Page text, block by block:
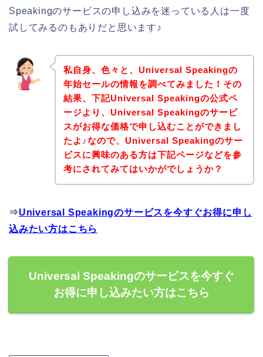
Speakingのサービスの申し込みを迷っている人は一度
試してみるのもありだと思います♪
私自身、色々と、Universal Speakingの
年始セールの情報を調べてみました！その
結果、下記Universal Speakingの公式ペ
ージより、Universal Speakingのサービ
スがお得な価格で申し込むことができまし
たよ♪なので、Universal Speakingのサー
ビスに興味のある方は下記ページなどを参
考にされてみてはいかがでしょうか？
⇒Universal Speakingのサービスを今すぐお得に申し
込みたい方はこちら
Universal Speakingのサービスを今すぐ
お得に申し込みたい方はこちら